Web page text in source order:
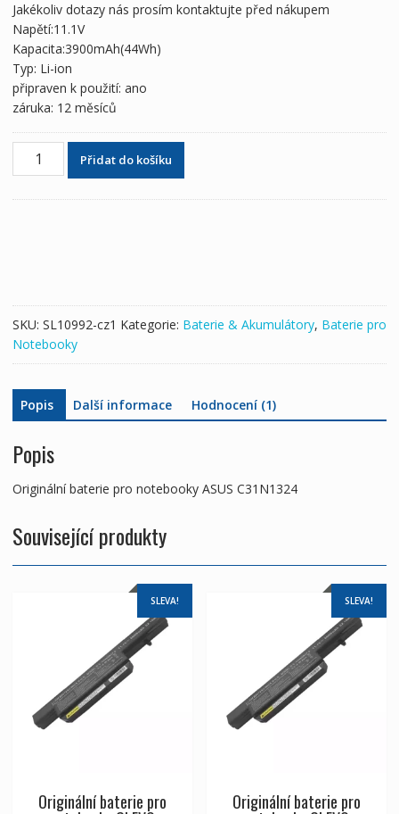
2,295 Kč1,354 Kč
Jakékoliv dotazy nás prosím kontaktujte před nákupem
Napětí:11.1V
Kapacita:3900mAh(44Wh)
Typ: Li-ion
připraven k použití: ano
záruka: 12 měsíců
Originální
Přidat do košíku
SKU: SL10992-cz1 Kategorie: Baterie & Akumulátory, Baterie pro
Notebooky
Popis Další informace Hodnocení (1)
Popis
Originální baterie pro notebooky ASUS C31N1324
Související produkty
SLEVA!
Originální baterie pro
SLEVA!
Originální baterie pro